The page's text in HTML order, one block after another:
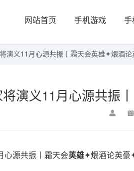
网站首页 手机游戏 手
演义11月心源共振丨霜天会英雄✦煨酒
将演义11月心源共振
心源共振丨霜天会英雄✦煨酒论英豪